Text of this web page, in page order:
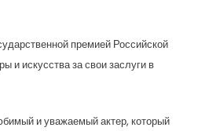
премией Российской
и искусства за свои заслуги в
и уважаемый актер, который